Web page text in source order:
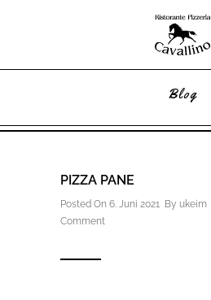
Blog
PIZZA PANE
Posted On 6. Juni 2021 By ukeim
Comment